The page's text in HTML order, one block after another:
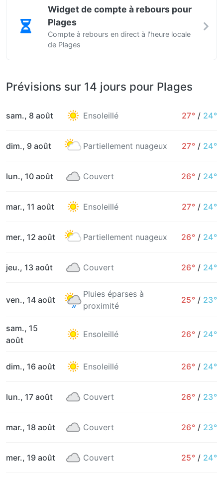
Widget de compte à rebours pour
Plages
Compte à rebours en direct à l'heure locale
de Plages
Prévisions sur 14 jours pour Plages
sam., 8 août Ensoleillé 27° / 24°
dim., 9 août Partiellement nuageux 27° / 24°
lun., 10 août Couvert 26° / 24°
mar., 11 août Ensoleillé 27° / 24°
mer., 12 août Partiellement nuageux 26° / 24°
jeu., 13 août Couvert 26° / 24°
ven., 14 août
Pluies éparses à
proximité
25° / 23°
sam., 15
août
Ensoleillé 26° / 24°
dim., 16 août Ensoleillé 26° / 24°
lun., 17 août Couvert 26° / 23°
mar., 18 août Couvert 26° / 23°
mer., 19 août Couvert 25° / 24°